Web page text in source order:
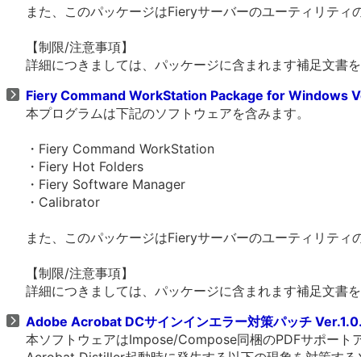
また、このパッケージはFieryサーバーのユーティリティ
【制限/注意事項】
詳細につきましては、パッケージに含まれます補足文書
Fiery Command WorkStation Package for Windows
本プログラムは下記のソフトウェアを含みます。
・Fiery Command WorkStation
・Fiery Hot Folders
・Fiery Software Manager
・Calibrator
また、このパッケージはFieryサーバーのユーティリティ
【制限/注意事項】
詳細につきましては、パッケージに含まれます補足文書
Adobe Acrobat DCサインインエラー対策パッチ
本ソフトウェアはImpose/Compose同梱のPDFサポー